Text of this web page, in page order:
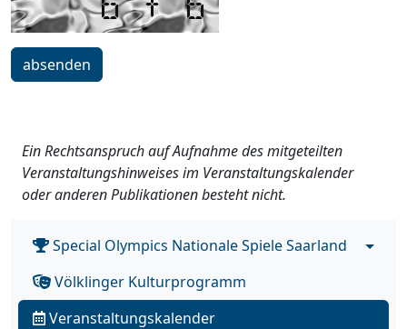
Ein Rechtsanspruch auf Aufnahme des mitgeteilten
Veranstaltungshinweises im Veranstaltungskalender
oder anderen Publikationen besteht nicht.
Special Olympics Nationale Spiele Saarland
Völklinger Kulturprogramm
Veranstaltungskalender